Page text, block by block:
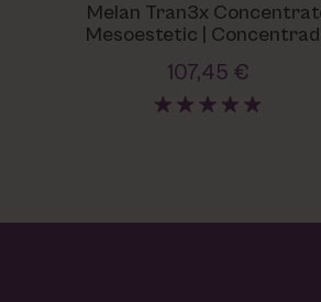
Melan Tran3x
Mesoestetic |
107,45 €